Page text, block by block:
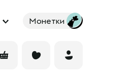
Монетки